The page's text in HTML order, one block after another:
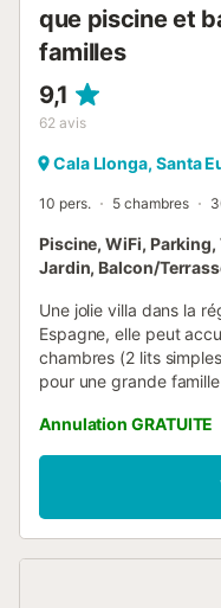
que piscine et
familles
9,1
62 avis
Cala Llonga, Santa
10 pers. 5 chambres
Piscine, WiFi,
Jardin, Balcon/
Une jolie villa dans la
Espagne, elle peut
chambres (2 lits
pour une grande
ferry à proximité et la
C'est un endroit
les repas. La maison
une chaise longue et
attenante dispose
Annulation GRATUITE